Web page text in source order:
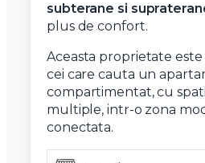
subterane si
plus de confort.
Aceasta proprietate
cei care cauta un
compartimentat, cu
multiple, intr-o zona
conectata.